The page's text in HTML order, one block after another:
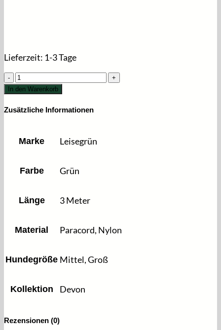
Lieferzeit: 1-3 Tage
Leisegrün
Devon
Nylon
Hundeleine
für
Menge
In den Warenkorb
Zusätzliche Informationen
Marke Leisegrün
Farbe Grün
Länge 3 Meter
Material Paracord, Nylon
Hundegröße Mittel, Groß
Kollektion Devon
Rezensionen (0)